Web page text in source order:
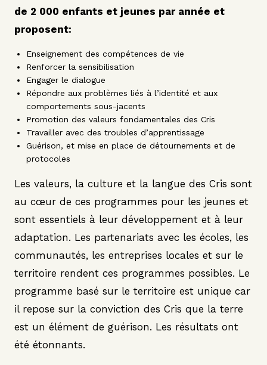
de 2 000 enfants et jeunes par année et
proposent:
Enseignement des compétences de vie
Renforcer la sensibilisation
Engager le dialogue
Répondre aux problèmes liés à l’identité et aux
comportements sous-jacents
Promotion des valeurs fondamentales des Cris
Travailler avec des troubles d’apprentissage
Guérison, et mise en place de détournements et de
protocoles
Les valeurs, la culture et la langue des Cris sont
au cœur de ces programmes pour les jeunes et
sont essentiels à leur développement et à leur
adaptation. Les partenariats avec les écoles, les
communautés, les entreprises locales et sur le
territoire rendent ces programmes possibles. Le
programme basé sur le territoire est unique car
il repose sur la conviction des Cris que la terre
est un élément de guérison. Les résultats ont
été étonnants.